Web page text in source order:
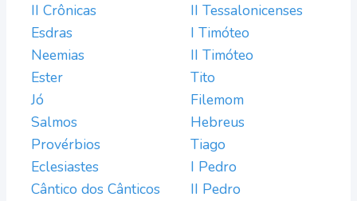
II Crônicas
Esdras
Neemias
Ester
Jó
Salmos
Provérbios
Eclesiastes
Cântico dos Cânticos
II Tessalonicenses
I Timóteo
II Timóteo
Tito
Filemom
Hebreus
Tiago
I Pedro
II Pedro